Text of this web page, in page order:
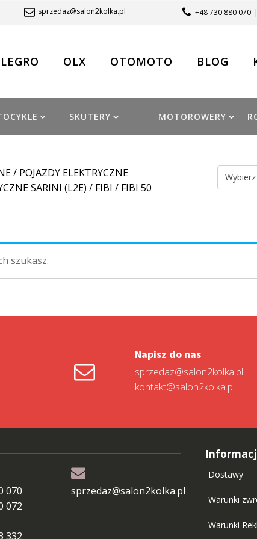
sprzedaz@salon2kolka.pl +48 730 880 070
OLX OTOMOTO BLOG
SKUTERY MOTOROWERY
/ POJAZDY ELEKTRYCZNE
SARINI (L2E) / FIBI / FIBI 50
szukasz.
Napisz do nas
sprzedaz@salon2kolka.pl
kontakt@salon2kolka.pl
070
072
332
sprzedaz@salon2kolka.pl
Dostawy
Warunki
Warunki